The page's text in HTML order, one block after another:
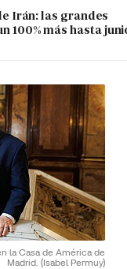
Irán: las grandes
100% más hasta
la Casa de América de
Madrid. (Isabel Permuy)